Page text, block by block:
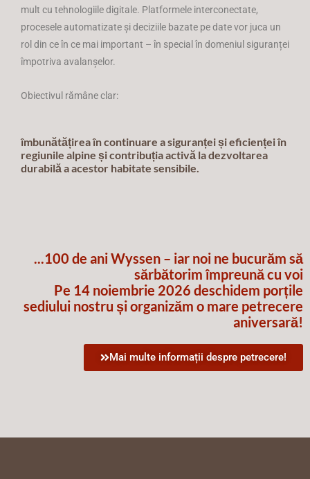
mult cu tehnologiile digitale. Platformele interconectate,
procesele automatizate și deciziile bazate pe date vor juca un
rol din ce în ce mai important – în special în domeniul siguranței
împotriva avalanșelor.
Obiectivul rămâne clar:
îmbunătățirea în continuare a siguranței și eficienței în
regiunile alpine și contribuția activă la dezvoltarea
durabilă a acestor habitate sensibile.
...100 de ani Wyssen – iar noi ne bucurăm să
sărbătorim împreună cu voi
Pe 14 noiembrie 2026 deschidem porțile
sediului nostru și organizăm o mare petrecere
aniversară!
Mai multe informații despre petrecere!